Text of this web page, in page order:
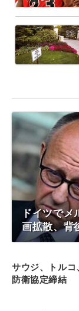
ドイツで
画拡散、背
サウジ、トル
防衛協定締結